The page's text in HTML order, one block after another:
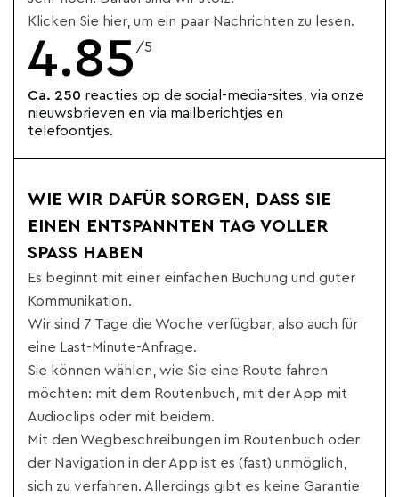
Klicken Sie hier, um ein paar Nachrichten zu lesen.
4.85 /5
Ca. 250 reacties op de social-media-sites, via onze
nieuwsbrieven en via mailberichtjes en
telefoontjes.
WIE WIR DAFÜR SORGEN, DASS SIE
EINEN ENTSPANNTEN TAG VOLLER
SPASS HABEN
Es beginnt mit einer einfachen Buchung und guter
Kommunikation.
Wir sind 7 Tage die Woche verfügbar, also auch für
eine Last-Minute-Anfrage.
Sie können wählen, wie Sie eine Route fahren
möchten: mit dem Routenbuch, mit der App mit
Audioclips oder mit beidem.
Mit den Wegbeschreibungen im Routenbuch oder
der Navigation in der App ist es (fast) unmöglich,
sich zu verfahren. Allerdings gibt es keine Garantie